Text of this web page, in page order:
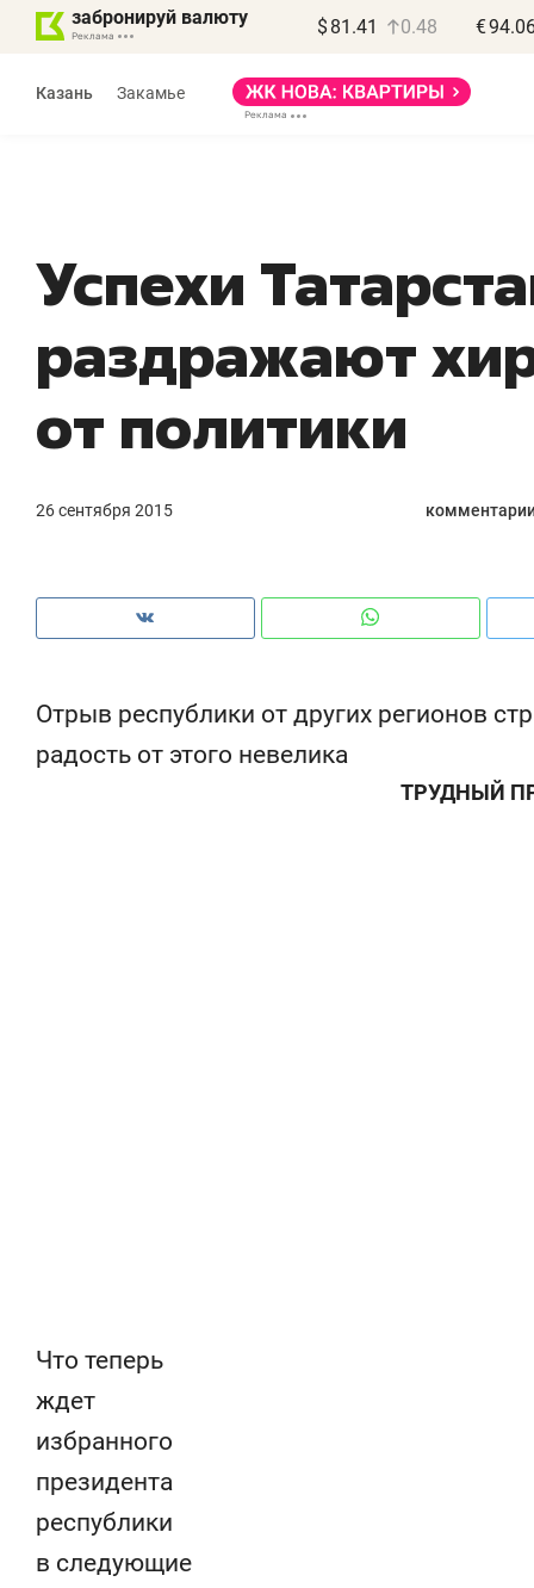
забронируй валюту $ 81.41 0.48 €
Казань Закамье
Успехи
раздражают
от политики
26 сентября 2015
Отрыв республики от других регионов
радость от этого невелика
ТРУДНЫЙ
Что теперь
ждет
избранного
президента
республики
в следующие